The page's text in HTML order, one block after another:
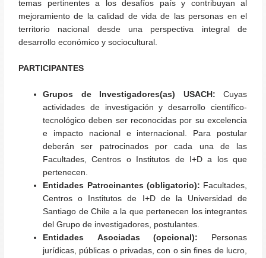
temas pertinentes a los desafíos país y contribuyan al
mejoramiento de la calidad de vida de las personas en el
territorio nacional desde una perspectiva integral de
desarrollo económico y sociocultural.
PARTICIPANTES
Grupos de Investigadores(as) USACH: Cuyas
actividades de investigación y desarrollo científico-
tecnológico deben ser reconocidas por su excelencia
e impacto nacional e internacional. Para postular
deberán ser patrocinados por cada una de las
Facultades, Centros o Institutos de I+D a los que
pertenecen.
Entidades Patrocinantes (obligatorio): Facultades,
Centros o Institutos de I+D de la Universidad de
Santiago de Chile a la que pertenecen los integrantes
del Grupo de investigadores, postulantes.
Entidades Asociadas (opcional): Personas
jurídicas, públicas o privadas, con o sin fines de lucro,